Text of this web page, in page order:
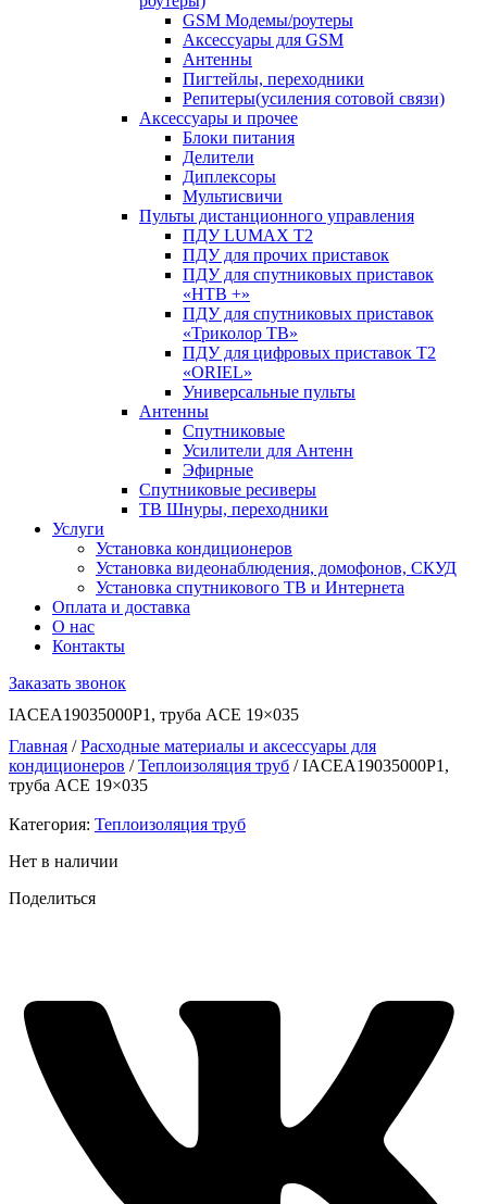
GSM Модемы/роутеры
Аксессуары для GSM
Антенны
Пигтейлы, переходники
Репитеры(усиления сотовой связи)
Аксессуары и прочее
Блоки питания
Делители
Диплексоры
Мультисвичи
Пульты дистанционного управления
ПДУ LUMAX Т2
ПДУ для прочих приставок
ПДУ для спутниковых приставок
«НТВ +»
ПДУ для спутниковых приставок
«Триколор ТВ»
ПДУ для цифровых приставок Т2
«ORIEL»
Универсальные пульты
Антенны
Спутниковые
Усилители для Антенн
Эфирные
Спутниковые ресиверы
ТВ Шнуры, переходники
Услуги
Установка кондиционеров
Установка видеонаблюдения, домофонов, СКУД
Установка спутникового ТВ и Интернета
Оплата и доставка
О нас
Контакты
Заказать звонок
IACEA19035000P1, труба ACE 19×035
Главная /Расходные материалы и аксессуары для
кондиционеров /Теплоизоляция труб / IACEA19035000P1,
труба ACE 19×035
Категория: Теплоизоляция труб
Нет в наличии
Поделиться